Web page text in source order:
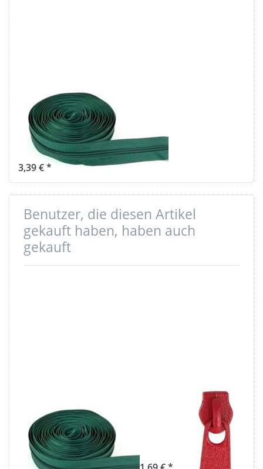
Reißverschluss,
5mm Schiene,
Farbe:
Dunkelgrün
3,39 € *
Benutzer, die diesen Artikel
gekauft haben, haben auch
gekauft
Reißverschluss,
5mm Schiene,
Farbe:
Dunkelgrün
Zipper für 5mm
Reißverschlüsse,
Farbe: Rot - 10